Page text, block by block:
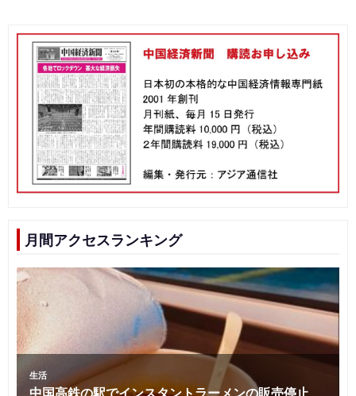
月間アクセスランキング